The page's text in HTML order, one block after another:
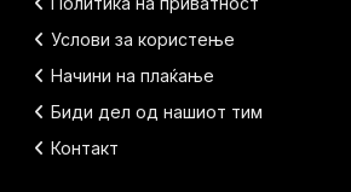
Услови за користење
Начини на плаќање
Биди дел од нашиот тим
Контакт